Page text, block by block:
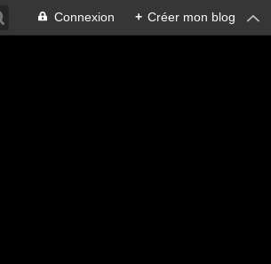
Connexion + Créer mon blog